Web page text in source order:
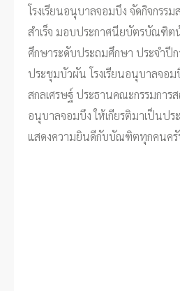
โรงเรียนอนุบาลจอมบึง จัดกิจกรร
สำเร็จ มอบประกาศนียบัตรบัณฑิต
ศึกษาระดับประถมศึกษา ประจำปี
ประชุมบัวผัน โรงเรียนอนุบาลจอ
สกลเศรษฐ์ ประธานคณะกรรมการ
อนุบาลจอมบึง ให้เกียรติมาเป็นป
แสดงความยินดีกับบัณฑิตทุกคนค